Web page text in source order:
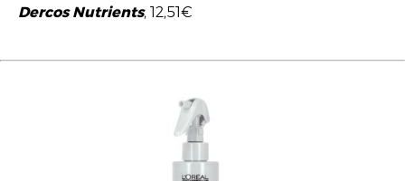
Dercos Nutrients, 12,51€